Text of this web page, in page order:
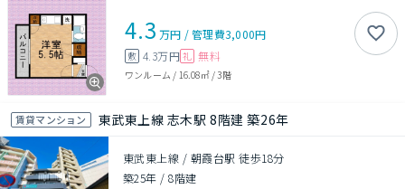
4.3 万円 /管理費3,000円
敷 4.3万円 礼 無料
ワンルーム / 16.08㎡/3階
賃貸マンション 東武東上線 志木駅 8階建 築26年
東武東上線 / 朝霞台駅 徒歩18分
築25年 /8階建